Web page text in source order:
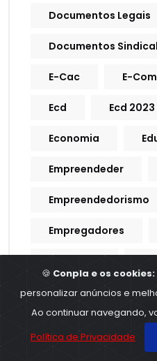
Documentos Legais
Documentos Sindical
E-Cac E-
Ecd Ecd 2023
Economia
Empreendeder
Empreendedorismo
Empregadores
Empresarial
Escala De Trabalho
Escrituração
🍪 Conpla e os cookies:
personalizar anúncios e
Ao continuar navegando,
Política de Privacidade